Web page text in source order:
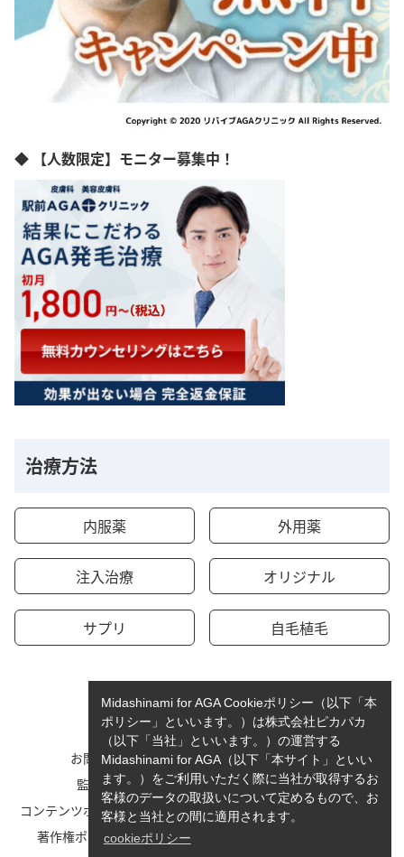
◆ 【人数限定】モニター募集中！
治療方法
内服薬 外用薬
注入治療 オリジナル
サプリ 自毛植毛
お問い合わせ
運営者情報
監修者一覧
cookieポリシーについて
コンテンツポリシーと運営指針
利用規約
著作権ポリシー/免責事項
Midashinami for AGA Cookieポリシー（以下「本
ポリシー」といいます。）は株式会社ピカパカ
（以下「当社」といいます。）の運営する
Midashinami for AGA（以下「本サイト」といい
ます。）をご利用いただく際に当社が取得するお
客様のデータの取扱いについて定めるもので、お
客様と当社との間に適用されます。
cookieポリシー